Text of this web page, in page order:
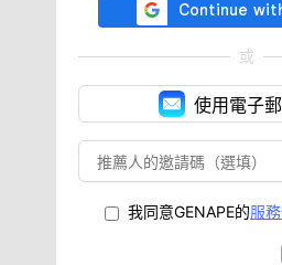
或
使用電子
我同意GENAPE的服